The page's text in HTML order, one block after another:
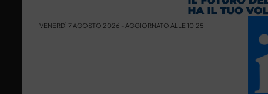
VENERDÌ 7 AGOSTO 2026 - AGGIORNATO ALLE 10:25